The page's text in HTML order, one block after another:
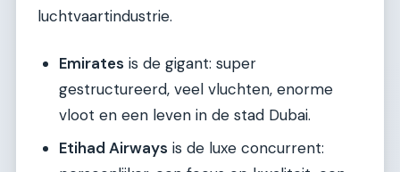
luchtvaartindustrie.
Emirates is de gigant: super
gestructureerd, veel vluchten, enorme
vloot en een leven in de stad Dubai.
Etihad Airways is de luxe concurrent: